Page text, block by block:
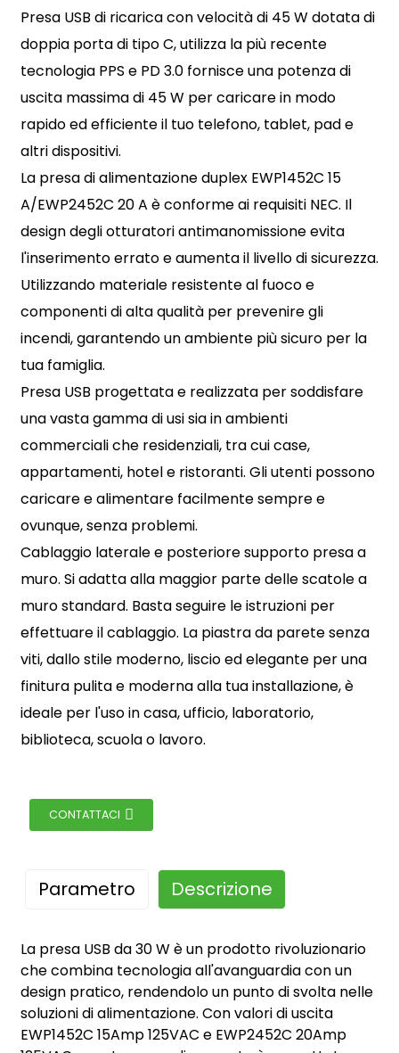
Presa USB di ricarica con velocità di 45 W dotata di
doppia porta di tipo C, utilizza la più recente
tecnologia PPS e PD 3.0 fornisce una potenza di
uscita massima di 45 W per caricare in modo
rapido ed efficiente il tuo telefono, tablet, pad e
altri dispositivi.
La presa di alimentazione duplex EWP1452C 15
A/EWP2452C 20 A è conforme ai requisiti NEC. Il
design degli otturatori antimanomissione evita
l'inserimento errato e aumenta il livello di sicurezza.
Utilizzando materiale resistente al fuoco e
componenti di alta qualità per prevenire gli
incendi, garantendo un ambiente più sicuro per la
tua famiglia.
Presa USB progettata e realizzata per soddisfare
una vasta gamma di usi sia in ambienti
commerciali che residenziali, tra cui case,
appartamenti, hotel e ristoranti. Gli utenti possono
caricare e alimentare facilmente sempre e
ovunque, senza problemi.
Cablaggio laterale e posteriore supporto presa a
muro. Si adatta alla maggior parte delle scatole a
muro standard. Basta seguire le istruzioni per
effettuare il cablaggio. La piastra da parete senza
viti, dallo stile moderno, liscio ed elegante per una
finitura pulita e moderna alla tua installazione, è
ideale per l'uso in casa, ufficio, laboratorio,
biblioteca, scuola o lavoro.
CONTATTACI
Parametro Descrizione
La presa USB da 30 W è un prodotto rivoluzionario
che combina tecnologia all'avanguardia con un
design pratico, rendendolo un punto di svolta nelle
soluzioni di alimentazione. Con valori di uscita
EWP1452C 15Amp 125VAC e EWP2452C 20Amp